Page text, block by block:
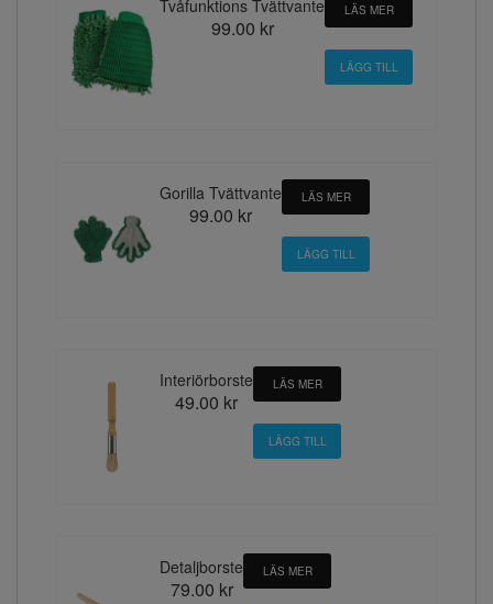
Tvåfunktions Tvättvante
99.00 kr
LÄS MER
Gorilla Tvättvante
99.00 kr
LÄS MER
Interiörborste
49.00 kr
LÄS MER
Detaljborste
79.00 kr
LÄS MER